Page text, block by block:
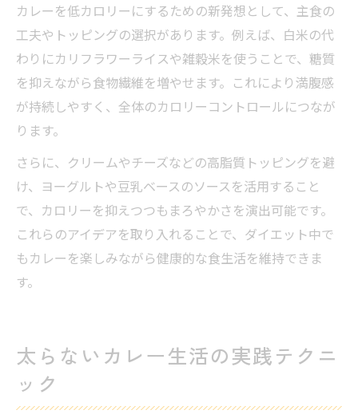
カレーを低カロリーにするための新発想として、主食の
工夫やトッピングの選択があります。例えば、白米の代
わりにカリフラワーライスや雑穀米を使うことで、糖質
を抑えながら食物繊維を増やせます。これにより満腹感
が持続しやすく、全体のカロリーコントロールにつなが
ります。
さらに、クリームやチーズなどの高脂質トッピングを避
け、ヨーグルトや豆乳ベースのソースを活用すること
で、カロリーを抑えつつもまろやかさを演出可能です。
これらのアイデアを取り入れることで、ダイエット中で
もカレーを楽しみながら健康的な食生活を維持できま
す。
太らないカレー生活の実践テクニ
ック